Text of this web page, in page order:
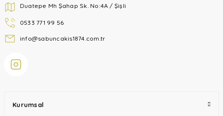
Duatepe Mh Şahap Sk. No:4A / Şişli
0533 771 99 56
info@sabuncakis1874.com.tr
Kurumsal